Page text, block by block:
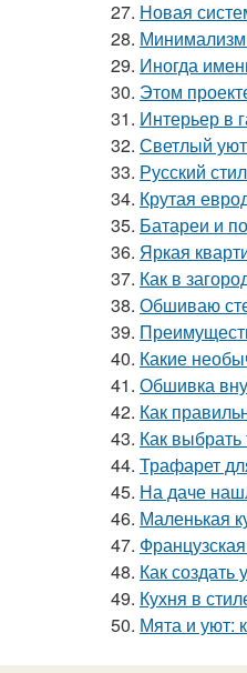
27. Новая
28.
29. Иногда
30. Этом
31. Интерьер в
32. Светлый
33. Русский
34. Крутая
35. Батареи и
36. Яркая
37. Как в
38. Обшиваю
39.
40. Какие
41. Обшивка
42. Как
43. Как
44. Трафарет
45. На даче
46. Маленькая
47.
48. Как
49. Кухня в
50. Мята и уют: